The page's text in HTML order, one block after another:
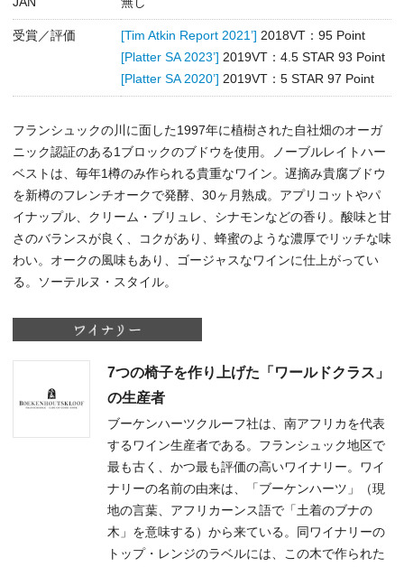
受賞／評価 [Tim Atkin Report 2021’] 2018VT：95 Point
[Platter SA 2023’] 2019VT：4.5 STAR 93 Point
[Platter SA 2020’] 2019VT：5 STAR 97 Point
フランシュックの川に面した1997年に植樹された自社畑のオーガ
ニック認証のある1ブロックのブドウを使用。ノーブルレイトハー
ベストは、毎年1樽のみ作られる貴重なワイン。遅摘み貴腐ブドウ
を新樽のフレンチオークで発酵、30ヶ月熟成。アプリコットやパ
イナップル、クリーム・ブリュレ、シナモンなどの香り。酸味と甘
さのバランスが良く、コクがあり、蜂蜜のような濃厚でリッチな味
わい。オークの風味もあり、ゴージャスなワインに仕上がってい
る。ソーテルヌ・スタイル。
7つの椅子を作り上げた「ワールドクラス」
の生産者
ブーケンハーツクルーフ社は、南アフリカを代表
するワイン生産者である。フランシュック地区で
最も古く、かつ最も評価の高いワイナリー。ワイ
ナリーの名前の由来は、「ブーケンハーツ」（現
地の言葉、アフリカーンス語で「土着のブナの
木」を意味する）から来ている。同ワイナリーの
トップ・レンジのラベルには、この木で作られた